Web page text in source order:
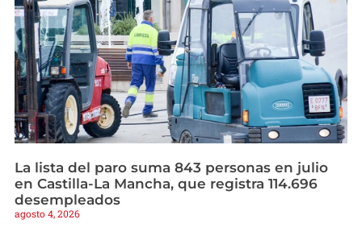
La lista del paro suma 843 personas en julio
en Castilla-La Mancha, que registra 114.696
desempleados
agosto 4, 2026